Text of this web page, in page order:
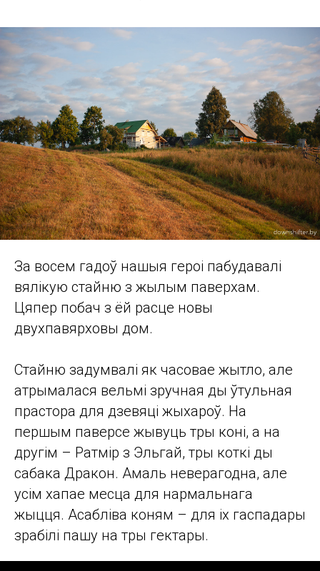
За восем гадоў нашыя героі пабудавалі
вялікую стайню з жылым паверхам.
Цяпер побач з ёй расце новы
двухпавярховы дом.
Стайню задумвалі як часовае жытло, але
атрымалася вельмі зручная ды ўтульная
прастора для дзевяці жыхароў. На
першым паверсе жывуць тры коні, а на
другім – Ратмір з Эльгай, тры коткі ды
сабака Дракон. Амаль неверагодна, але
усім хапае месца для нармальнага
жыцця. Асабліва коням – для іх гаспадары
зрабілі пашу на тры гектары.